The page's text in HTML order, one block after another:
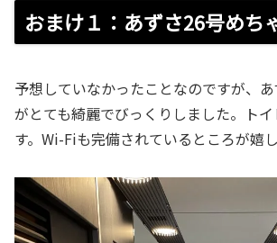
おまけ１：あずさ26号めち
予想していなかったことなのですが、
がとても綺麗でびっくりしました。ト
す。Wi-Fiも完備されているところが嬉し